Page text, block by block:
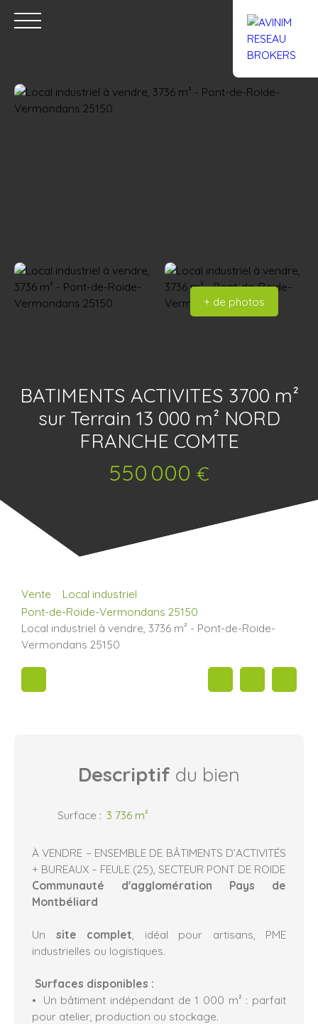
+ de photos
BATIMENTS ACTIVITES 3700 m²
sur Terrain 13 000 m² NORD
FRANCHE COMTE
550 000 €
Vente
Local industriel
Pont-de-Roide-Vermondans 25150
Local industriel à vendre, 3736 m² - Pont-de-Roide-
Vermondans 25150
Descriptif du bien
Surface : 3 736 m²
À VENDRE – ENSEMBLE DE BÂTIMENTS D’ACTIVITÉS
+ BUREAUX – FEULE (25), SECTEUR PONT DE ROIDE
Communauté d'agglomération Pays de
Montbéliard
Un site complet , idéal pour artisans, PME
industrielles ou logistiques.
Surfaces disponibles :
Un bâtiment indépendant de 1 000 m² : parfait
pour atelier, production ou stockage.